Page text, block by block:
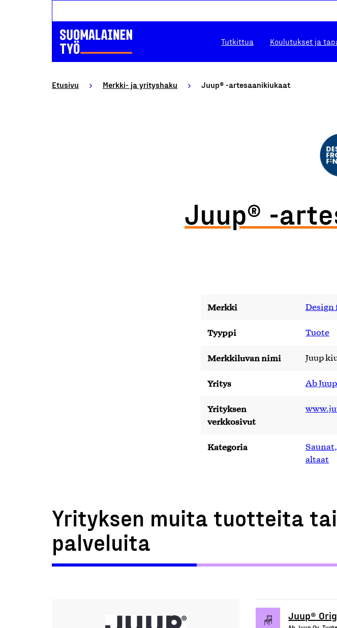
Tutkittua Koulutukset ja
Etusivu Merkki- ja yrityshaku Juup® -artesaanikiukaat
Juup® -
Merkki Design
Tyyppi Tuote
Merkkiluvan nimi Juup
Yritys Ab
Yrityksen
verkkosivut
Kategoria
altaat
Yrityksen muita tuotteita tai
palveluita
Juup®